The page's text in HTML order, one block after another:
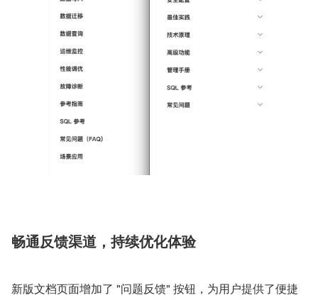
畅通反馈渠道，持续优化体验
新版文档页面增加了 "问题反馈" 按钮，为用户提供了便捷